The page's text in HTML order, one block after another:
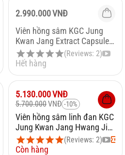
2.990.000VNĐ
Viên hồng sâm KGC Jung
Kwan Jang Extract Capsule
600mg x 300 viên(Reviews: 2)
Hết hàng
Giảm 10%
5.130.000VNĐ
5.700.000VNĐ -10%
Viên hồng sâm linh đan KGC
Jung Kwan Jang Hwang Jin
Dan 4g x 12 viên(Reviews: 2)
Còn hàng